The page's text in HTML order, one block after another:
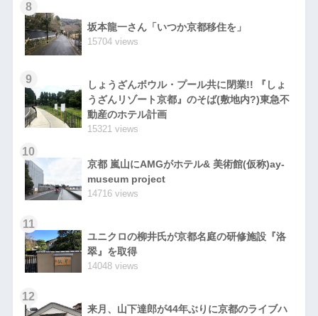
8
坂本龍一さん「いつか京都移住を」
15704 views
9
しょうざんボウル・プール共に閉業!! 『しょ
うざんリゾート京都』のそば(敷地内?)東急不
動産のホテル計画
15321 views
10
京都 嵐山にAMGがホテル& 美術館(仮称)ay-
museum project
14716 views
11
ユニクロの柳井氏が京都名庭の研修施設『洛
翠』を取得
14048 views
12
来月、山下達郎が44年ぶりに京都のライブハ